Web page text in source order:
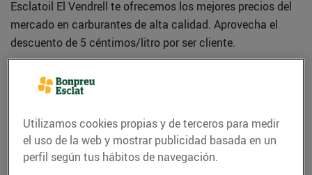
Esclatoil El Vendrell te ofrecemos los mejores precios del
mercado en carburantes de alta calidad. Aprovecha el
descuento de 5 céntimos/litro por ser cliente.
Pla Parcial S1-16 Can Cerdanyés, parcel·la A
(43700) El Vendrell
Utilizamos cookies propias y de terceros para medir
el uso de la web y mostrar publicidad basada en un
perfil según tus hábitos de navegación.